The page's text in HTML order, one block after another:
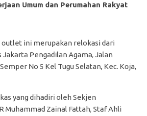
Umum dan Perumahan Rakyat
outlet ini merupakan relokasi dari
Jakarta Pengadilan Agama, Jalan
No 5 Kel Tugu Selatan, Kec. Koja,
yang dihadiri oleh Sekjen
Muhammad Zainal Fattah, Staf Ahli